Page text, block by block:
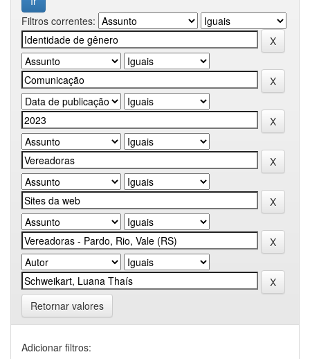
Filtros correntes:
Retornar valores
Adicionar filtros: